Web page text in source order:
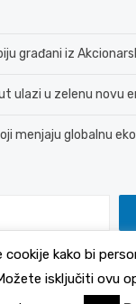
građani iz
ulazi u zelenu novu
menjaju globalnu
Politika
kako bi
isključiti ovu